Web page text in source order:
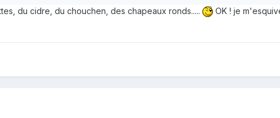
du cidre, du chouchen, des chapeaux ronds.....
OK ! je